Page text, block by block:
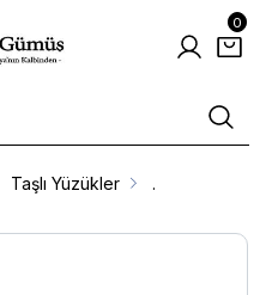
0
Taşlı Yüzükler .